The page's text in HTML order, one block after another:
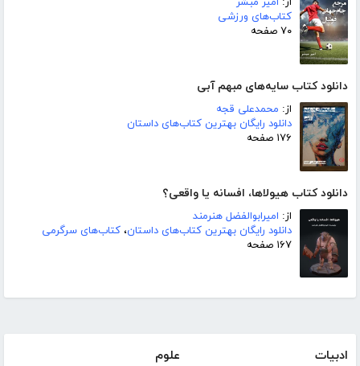
کتاب‌های ورزشی
۷۰ صفحه
دانلود کتاب سایه‌های مبهم آبی
از: محمدعلی قجه
دانلود رایگان بهترین کتاب‌های داستان
۱۷۶ صفحه
دانلود کتاب هیولاها، افسانه یا واقعی؟
از: امیرابوالفضل هنرمند
دانلود رایگان بهترین کتاب‌های داستان، کتاب‌های سرگرمی
۱۶۷ صفحه
ادبیات علوم